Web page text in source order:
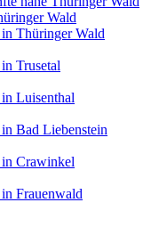
Wald
Thüringer Wald
Trusetal
Luisenthal
Bad Liebenstein
in Crawinkel
Frauenwald